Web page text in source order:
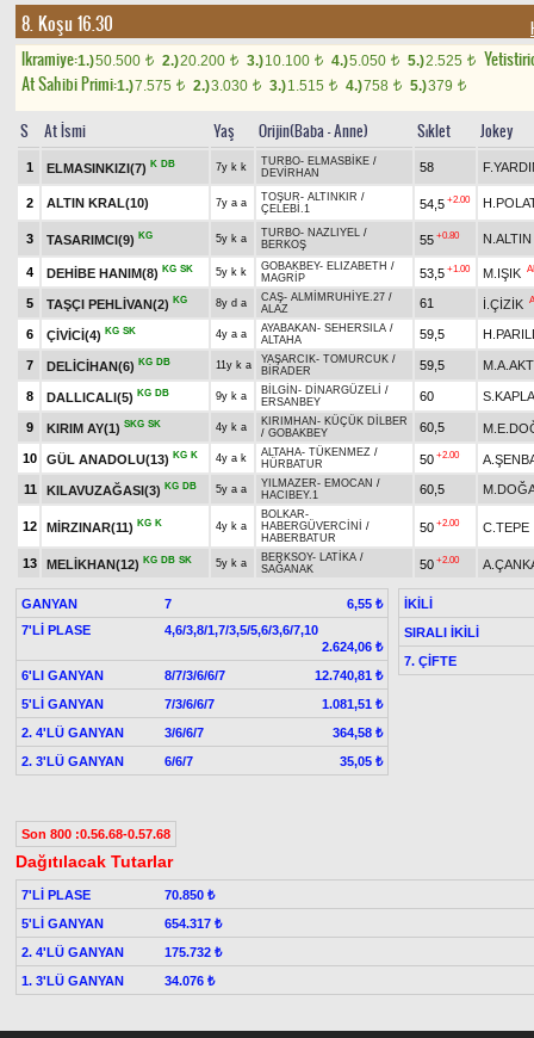
8. Koşu 16.30
Ikramiye:1.)50.500 t 2.)20.200 t 3.)10.100 t 4.)5.050 t 5.)2.525 t
At Sahibi Primi:1.)7.575 t 2.)3.030 t 3.)1.515 t 4.)758 t 5.)379 t
S At İsmi Yaş Orijin(Baba - Anne) Sıklet Jokey
1 ELMASINKIZI(7) K DB 7y k k TURBO- ELMASBİKE /
DEVİRHAN
58
2 ALTIN KRAL(10) 7y a a TOŞUR- ALTINKIR /
ÇELEBİ.1
54,5 +2.00
3 TASARIMCI(9) KG 5y k a TURBO- NAZLIYEL /
BERKOŞ
55 +0.80 N.ALTIN
4 DEHİBE HANIM(8) KG SK 5y k k GOBAKBEY- ELIZABETH /
MAGRİP
53,5 +1.00 M.IŞIK
5 TAŞÇI PEHLİVAN(2) KG 8y d a CAŞ- ALMİMRUHİYE.27 /
ALAZ
61 İ.ÇİZİK
6 ÇİVİCİ(4) KG SK 4y a a AYABAKAN - SEHERSILA /
ALTAHA
59,5
7 DELİCİHAN(6) KG DB 11y k a YAŞARCIK- TOMURCUK /
BİRADER
59,5
8 DALLICALI(5) KG DB 9y k a BİLGİN - DİNARGÜZELİ /
ERSANBEY
60
9 KIRIM AY(1) SKG SK 4y k a KIRIMHAN - KÜÇÜK DİLBER
/ GOBAKBEY 60,5
10 GÜL ANADOLU(13) KG K 4y a k ALTAHA- TÜKENMEZ /
HÜRBATUR
50 +2.00
11 KILAVUZAĞASI(3) KG DB 5y a a YILMAZER- EMOCAN /
HACIBEY.1
60,5
12 MİRZINAR(11) KG K 4y k a
BOLKAR-
HABERGÜVERCİNİ
/
HABERBATUR
50 +2.00 C.TEPE
13 MELİKHAN(12) KG DB SK 5y k a BERKSOY- LATİKA /
SAĞANAK
50 +2.00
GANYAN 7
6,55 ₺
7'Lİ PLASE
4,6/3,8/1,7/3,5/5,6/3,6/7,10
2.624,06 ₺
6'LI GANYAN
8/7/3/6/6/7
12.740,81 ₺
5'Lİ GANYAN
7/3/6/6/7
1.081,51 ₺
2. 4'LÜ GANYAN
3/6/6/7
364,58 ₺
2. 3'LÜ GANYAN
6/6/7 35,05 ₺
İKİLİ
SIRALI İKİLİ
7. ÇİFTE
Son 800 :0.56.68-0.57.68
Dağıtılacak Tutarlar
7'Lİ PLASE
70.850 ₺
5'Lİ GANYAN
654.317 ₺
2. 4'LÜ GANYAN
175.732 ₺
1. 3'LÜ GANYAN
34.076 ₺